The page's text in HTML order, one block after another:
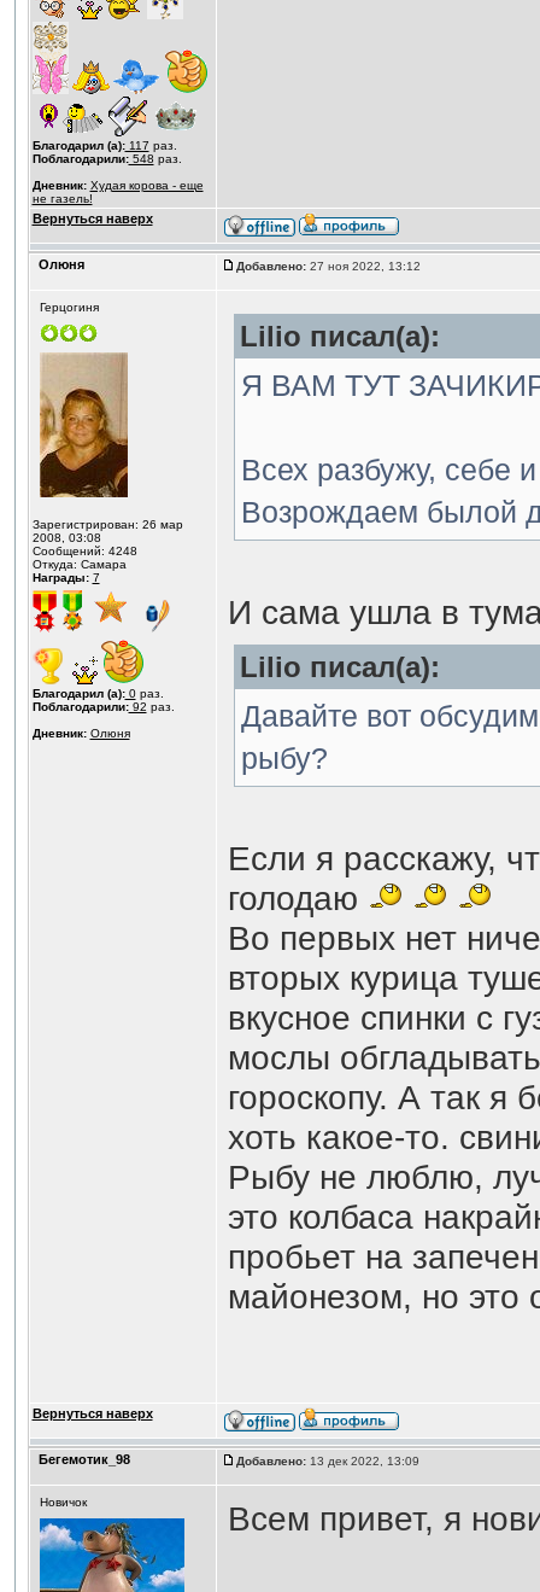
Благодарил (а):117 раз.
Поблагодарили:548 раз.
Дневник: Худая корова - еще
не газель!
Вернуться наверх
Олюня Добавлено:27 ноя 2022, 13:12
Герцогиня
Зарегистрирован: 26 мар
2008, 03:08
Сообщений: 4248
Откуда: Самара
Награды: 7
Благодарил (а):0раз.
Поблагодарили:92 раз.
Дневник: Олюня
Lilio писал(а):
Я ВАМ ТУТ
Всех разбужу, себе
Возрождаем былой
И сама ушла в
Lilio писал(а):
Давайте вот
рыбу?
Если я расскажу,
голодаю
Во первых нет
вторых курица
вкусное спинки с
мослы
гороскопу. А так я
хоть какое-то.
Рыбу не люблю,
это колбаса
пробьет на
майонезом, но это
Вернуться наверх
Бегемотик_98 Добавлено:13 дек 2022, 13:09
Новичок Всем привет, я